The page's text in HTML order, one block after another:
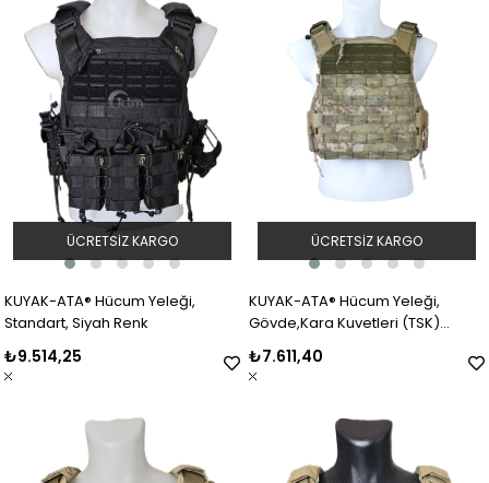
KUYAK-ATA® Hücum Yeleği,
Standart, Siyah Renk
₺9.514,25
ÜCRETSIZ KARGO
KUYAK-ATA® Hücum Yeleği,
Gövde,Kara Kuvetleri (TSK)
₺7.611,40
ÜCRETSIZ KARGO